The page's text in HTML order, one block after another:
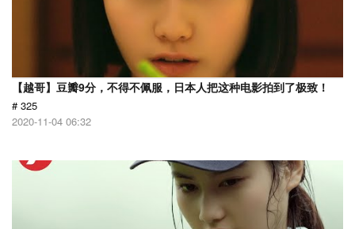
【越哥】豆瓣9分，不得不佩服，日本人把这种电影拍到了极致！
# 325
2020-11-04 06:32